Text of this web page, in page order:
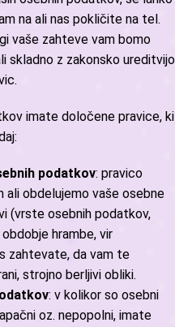
na ali nas pokličite na tel.
vaše zahteve vam bomo
skladno z zakonsko ureditvijo
imate določene pravice, ki
podatkov: pravico
obdelujemo vaše osebne
(vrste osebnih podatkov,
hrambe, vir
zahtevate, da vam te
strojno berljivi obliki.
: v kolikor so osebni
oz. nepopolni, imate